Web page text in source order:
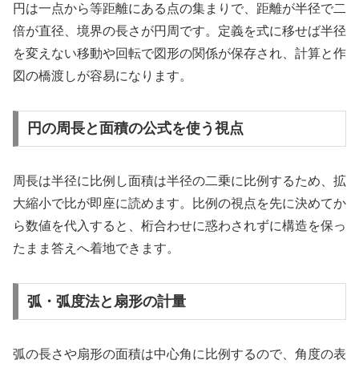
円は一点から等距離にある点の集まりで、距離が半径で二
倍が直径、境界の長さが円周です。定義を式に移せば半径
を変えない移動や回転で図形の関係が保存され、計算と作
図の橋渡しが容易になります。
円の周長と面積の公式を使う視点
周長は半径に比例し面積は半径の二乗に比例するため、拡
大縮小で比が即座に読めます。比例の視点を先に決めてか
ら数値を代入すると、桁合わせに惑わされずに構造を保っ
たまま答えへ着地できます。
弧・弧度法と扇形の計量
弧の長さや扇形の面積は中心角に比例するので、角度の表